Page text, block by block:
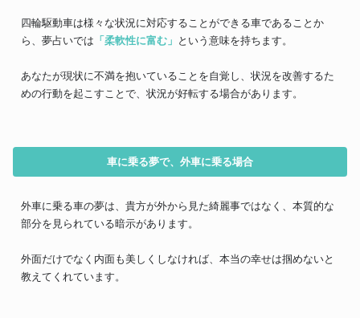
四輪駆動車は様々な状況に対応することができる車であることか
ら、夢占いでは 「柔軟性に富む」 という意味を持ちます。
あなたが現状に不満を抱いていることを自覚し、状況を改善するた
めの行動を起こすことで、状況が好転する場合があります。
車に乗る夢で、外車に乗る場合
外車に乗る車の夢は、貴方が外から見た綺麗事ではなく、本質的な
部分を見られている暗示があります。
外面だけでなく内面も美しくしなければ、本当の幸せは掴めないと
教えてくれています。